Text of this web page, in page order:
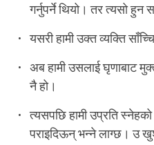
गर्नुपर्ने थियो। तर त्यसो हुन
यसरी हामी उक्त व्यक्ति
अब हामी उसलाई घृणाबाट
नै हो।
त्यसपछि हामी उप्रति
पराइदिऊन् भन्ने लाग्छ। उ